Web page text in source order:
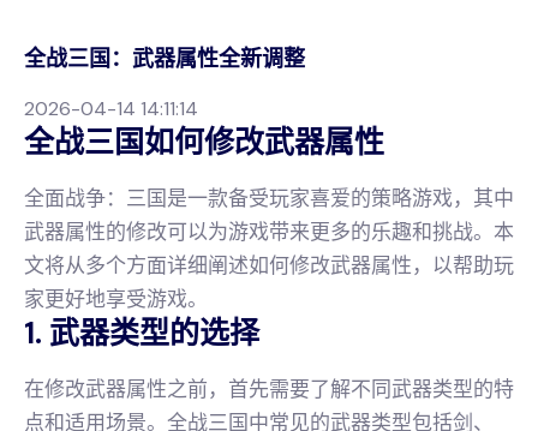
全战三国：武器属性全新调整
2026-04-14 14:11:14
全战三国如何修改武器属性
全面战争：三国是一款备受玩家喜爱的策略游戏，其中
武器属性的修改可以为游戏带来更多的乐趣和挑战。本
文将从多个方面详细阐述如何修改武器属性，以帮助玩
家更好地享受游戏。
1. 武器类型的选择
在修改武器属性之前，首先需要了解不同武器类型的特
点和适用场景。全战三国中常见的武器类型包括剑、